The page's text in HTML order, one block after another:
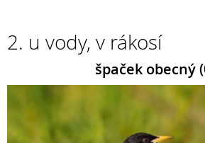
2. u vody, v rákosí
špaček obecný